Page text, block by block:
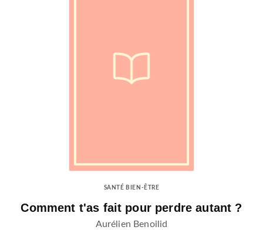
SANTÉ BIEN-ÊTRE
Comment t'as fait pour perdre autant ?
Aurélien Benoilid